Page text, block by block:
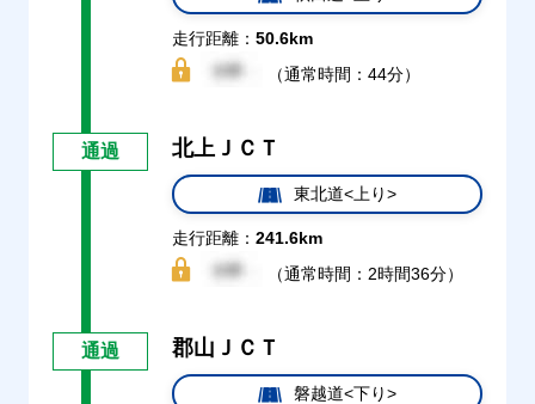
走行距離： 50.6km
（通常時間：44分）
通過 北上ＪＣＴ
東北道<上り>
走行距離： 241.6km
（通常時間：2時間36分）
通過 郡山ＪＣＴ
磐越道<下り>